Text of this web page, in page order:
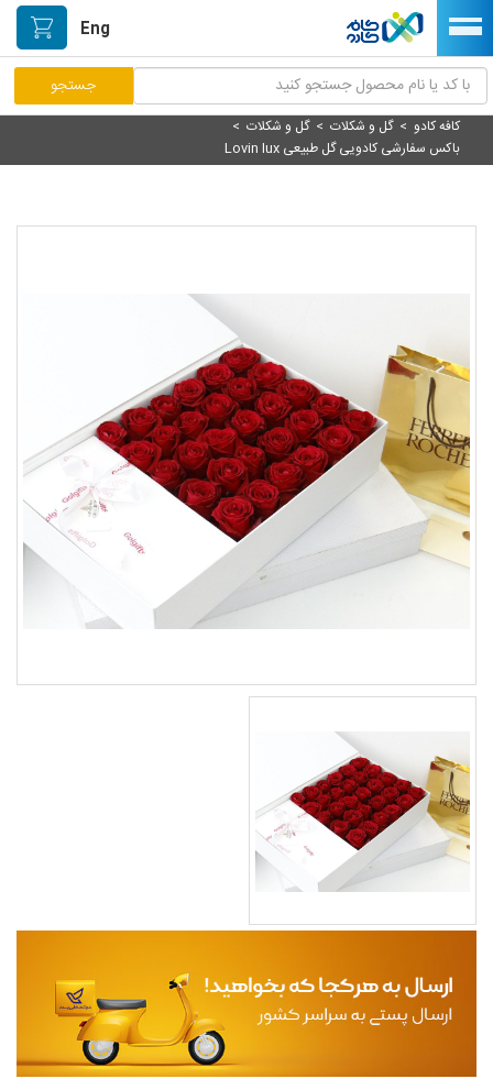
Eng
مرکز پاسخگویی مشتریان
نصب اپلیکیشن اندرویدی
دسته بندی محصولات
خیابان هنر/بازار دستآفریده ها
حمایت از تولیدکنندگان
مجله
محصولات تازه رسیده
سوالات متداول
کافه کادو >گل و شکلات >گل و شکلات >
باکس سفارشی کادویی گل طبیعی Lovin lux